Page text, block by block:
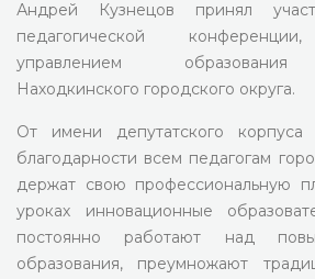
Андрей Кузнецов принял
педагогической
управлением образования
Находкинского городского округа.
От имени депутатского
благодарности всем педагогам
держат свою профессиональную
уроках инновационные
постоянно работают над
образования, преумножают